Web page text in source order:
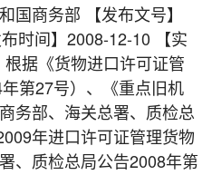
国商务部 【发布文号】
时间】2008-12-10 【实
《货物进口许可证管
第27号）、《重点旧机
务部、海关总署、质检总
年进口许可证管理货物
、质检总局公告2008年第